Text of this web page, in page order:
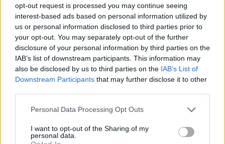
opt-out request is processed you may continue seeing
interest-based ads based on personal information utilized by
us or personal information disclosed to third parties prior to
your opt-out. You may separately opt-out of the further
disclosure of your personal information by third parties on the
IAB’s list of downstream participants. This information may
also be disclosed by us to third parties on the IAB’s List of
Downstream Participants that may further disclose it to other
Please note that this website/app uses one or more Google
not limited to your visit or usage behaviour. You may click to
grant or deny consent to Google and its third-party tags to
Personal Data Processing Opt Outs
I want to opt-out of the Sharing of my
personal data.
Évtizedek után kerültek elő
elveszettnek hitt fényképei
Egy amerikai bolhapiacon bukkantak fel Nora